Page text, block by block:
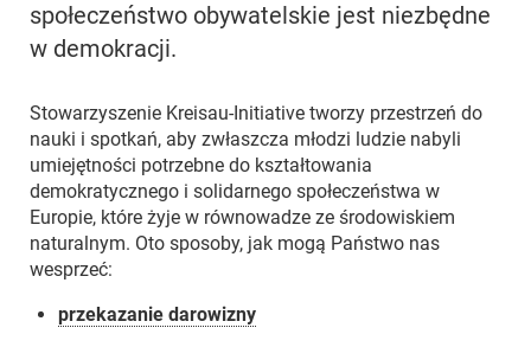
społeczeństwo obywatelskie jest niezbędne
w demokracji.
Stowarzyszenie Kreisau-Initiative tworzy przestrzeń do
nauki i spotkań, aby zwłaszcza młodzi ludzie nabyli
umiejętności potrzebne do kształtowania
demokratycznego i solidarnego społeczeństwa w
Europie, które żyje w równowadze ze środowiskiem
naturalnym. Oto sposoby, jak mogą Państwo nas
wesprzeć:
przekazanie darowizny